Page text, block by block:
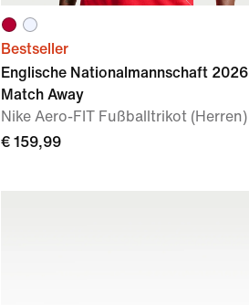
Bestseller
Englische Nationalmannschaft 2026
Match Away
Nike Aero-FIT Fußballtrikot (Herren)
€ 159,99